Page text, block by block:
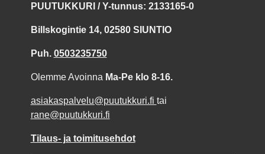
PUUTUKKURI / Y-tunnus: 2133165-0
Billskogintie 14, 02580 SIUNTIO
Puh. 0503235750
Olemme Avoinna Ma-Pe klo 8-16.
asiakaspalvelu@puutukkuri.fi tai
rane@puutukkuri.fi
Tilaus- ja toimitusehdot